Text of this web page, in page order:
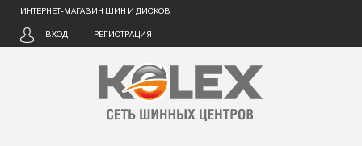
ИНТЕРНЕТ-МАГАЗИН ШИН И ДИСКОВ
ВХОД РЕГИСТРАЦИЯ